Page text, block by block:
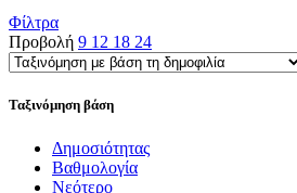
Φίλτρα
Προβολή 9 12 18 24
Ταξινόμηση βάση
Δημοσιότητας
Βαθμολογία
Νεότερο